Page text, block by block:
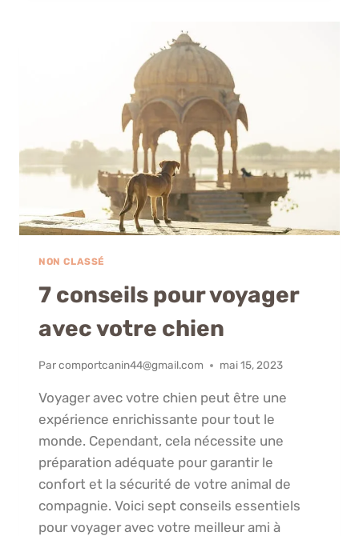
CHIOT
NON CLASSÉ
7 conseils pour voyager
avec votre chien
Parcomportcanin44@gmail.com mai 15, 2023
Voyager avec votre chien peut être une
expérience enrichissante pour tout le
monde. Cependant, cela nécessite une
préparation adéquate pour garantir le
confort et la sécurité de votre animal de
compagnie. Voici sept conseils essentiels
pour voyager avec votre meilleur ami à